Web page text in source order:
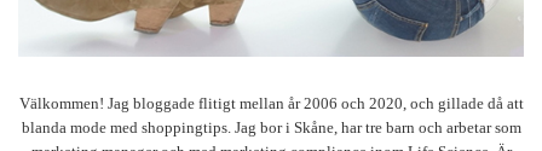
Välkommen! Jag bloggade flitigt mellan år 2006 och 2020, och gillade då att
blanda mode med shoppingtips. Jag bor i Skåne, har tre barn och arbetar som